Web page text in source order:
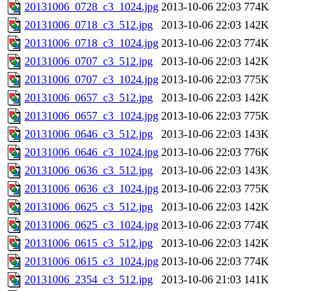
20131006_0728_c3_1024.jpg 2013-10-06 22:03 774K
20131006_0718_c3_512.jpg
2013-10-06 22:03 142K
20131006_0718_c3_1024.jpg 2013-10-06 22:03 774K
20131006_0707_c3_512.jpg
2013-10-06 22:03 142K
20131006_0707_c3_1024.jpg 2013-10-06 22:03 775K
20131006_0657_c3_512.jpg
2013-10-06 22:03 142K
20131006_0657_c3_1024.jpg 2013-10-06 22:03 775K
20131006_0646_c3_512.jpg
2013-10-06 22:03 143K
20131006_0646_c3_1024.jpg 2013-10-06 22:03 776K
20131006_0636_c3_512.jpg
2013-10-06 22:03 143K
20131006_0636_c3_1024.jpg 2013-10-06 22:03 775K
20131006_0625_c3_512.jpg
2013-10-06 22:03 142K
20131006_0625_c3_1024.jpg 2013-10-06 22:03 774K
20131006_0615_c3_512.jpg
2013-10-06 22:03 142K
20131006_0615_c3_1024.jpg 2013-10-06 22:03 774K
20131006_2354_c3_512.jpg
2013-10-06 21:03 141K